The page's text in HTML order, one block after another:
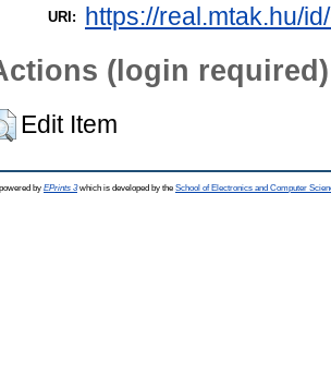
URI: https://real.mtak.hu/
(login required)
Edit Item
by EPrints 3which is developed by the School of Electronics and Computer